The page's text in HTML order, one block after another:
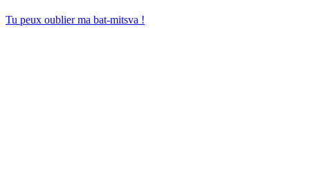
Tu peux oublier ma bat-mitsva !